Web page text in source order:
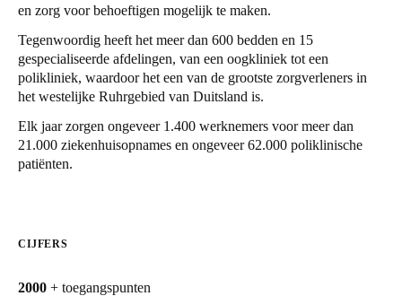
Deutsch
Switzerland
DeutschFrançaisItaliano
United Kingdom
English
Français
en zorg voor behoeftigen mogelijk te maken.
Tegenwoordig heeft het meer dan 600 bedden en 15
gespecialiseerde afdelingen, van een oogkliniek tot een
polikliniek, waardoor het een van de grootste zorgverleners in
het westelijke Ruhrgebied van Duitsland is.
Elk jaar zorgen ongeveer 1.400 werknemers voor meer dan
21.000 ziekenhuisopnames en ongeveer 62.000 poliklinische
patiënten.
CIJFERS
2000 + toegangspunten